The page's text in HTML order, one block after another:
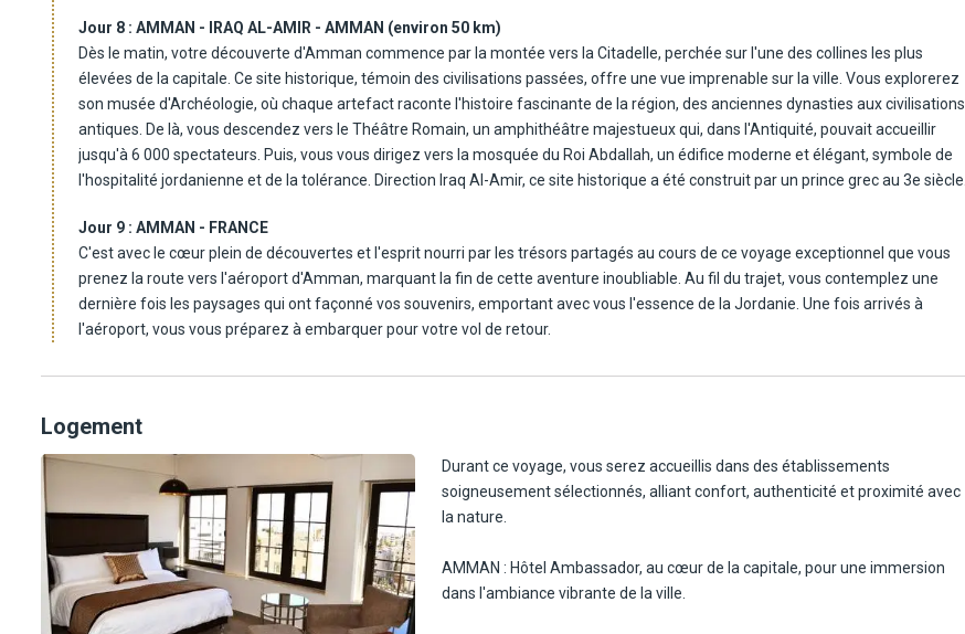
Jour 8 : AMMAN - IRAQ AL-AMIR - AMMAN (environ 50 km)
Dès le matin, votre découverte d'Amman commence par la montée vers la Citadelle, perchée sur l'une des collines les plus
élevées de la capitale. Ce site historique, témoin des civilisations passées, offre une vue imprenable sur la ville. Vous explorerez
son musée d'Archéologie, où chaque artefact raconte l'histoire fascinante de la région, des anciennes dynasties aux civilisations
antiques. De là, vous descendez vers le Théâtre Romain, un amphithéâtre majestueux qui, dans l'Antiquité, pouvait accueillir
jusqu'à 6 000 spectateurs. Puis, vous vous dirigez vers la mosquée du Roi Abdallah, un édifice moderne et élégant, symbole de
l'hospitalité jordanienne et de la tolérance. Direction Iraq Al-Amir, ce site historique a été construit par un prince grec au 3e siècle
nombreuses grottes, qui remontent à l'Age du Cuivre. Déjeuner dans la coopérative des femmes d'Iraq al-Amir, un moment de
partage et de découverte des saveurs locales, avant de retourner à Amman pour un dîner et une nuit bien méritée, clôturant
cette journée enrichissante.
Jour 9 : AMMAN - FRANCE
C'est avec le cœur plein de découvertes et l'esprit nourri par les trésors partagés au cours de ce voyage exceptionnel que vous
prenez la route vers l'aéroport d'Amman, marquant la fin de cette aventure inoubliable. Au fil du trajet, vous contemplez une
dernière fois les paysages qui ont façonné vos souvenirs, emportant avec vous l'essence de la Jordanie. Une fois arrivés à
l'aéroport, vous vous préparez à embarquer pour votre vol de retour.
Logement
Durant ce voyage, vous serez accueillis dans des établissements
soigneusement sélectionnés, alliant confort, authenticité et proximité avec
la nature.
AMMAN : Hôtel Ambassador, au cœur de la capitale, pour une immersion
dans l'ambiance vibrante de la ville.